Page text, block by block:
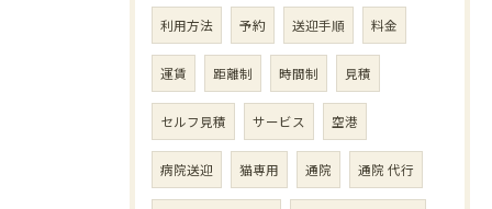
利用方法 予約 送迎手順 料金
運賃 距離制 時間制 見積
セルフ見積 サービス 空港
病院送迎 猫専用 通院 通院 代行